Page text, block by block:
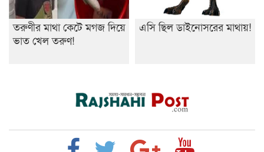
তরুণীর মাথা কেটে মগজ দিয়ে
ভাত খেল তরুণ!
এসি ছিল ডাইনোসরের মাথায়!